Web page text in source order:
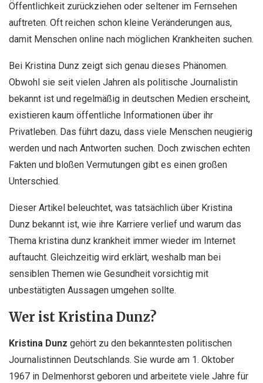
Öffentlichkeit zurückziehen oder seltener im Fernsehen
auftreten. Oft reichen schon kleine Veränderungen aus,
damit Menschen online nach möglichen Krankheiten suchen.
Bei Kristina Dunz zeigt sich genau dieses Phänomen.
Obwohl sie seit vielen Jahren als politische Journalistin
bekannt ist und regelmäßig in deutschen Medien erscheint,
existieren kaum öffentliche Informationen über ihr
Privatleben. Das führt dazu, dass viele Menschen neugierig
werden und nach Antworten suchen. Doch zwischen echten
Fakten und bloßen Vermutungen gibt es einen großen
Unterschied.
Dieser Artikel beleuchtet, was tatsächlich über Kristina
Dunz bekannt ist, wie ihre Karriere verlief und warum das
Thema kristina dunz krankheit immer wieder im Internet
auftaucht. Gleichzeitig wird erklärt, weshalb man bei
sensiblen Themen wie Gesundheit vorsichtig mit
unbestätigten Aussagen umgehen sollte.
Wer ist Kristina Dunz?
Kristina Dunz gehört zu den bekanntesten politischen
Journalistinnen Deutschlands. Sie wurde am 1. Oktober
1967 in Delmenhorst geboren und arbeitete viele Jahre für